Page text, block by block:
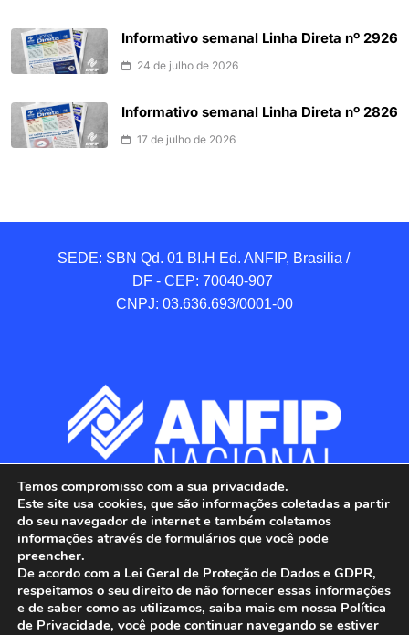
Informativo semanal Linha Direta nº 2926
24 de julho de 2026
Informativo semanal Linha Direta nº 2826
17 de julho de 2026
SEDE: SBN Qd. 01 BI.H Ed. ANFIP, Brasilia /
DF - CEP: 70040-907
CNPJ: 03.636.693/0001-00
ANFIP - Associação Nacional dos Auditores
Temos compromisso com a sua privacidade.
Este site usa cookies, que são informações coletadas a partir
do seu navegador de internet e também coletamos
informações através de formulários que você pode
preencher.
De acordo com a Lei Geral de Proteção de Dados e GDPR,
respeitamos o seu direito de não fornecer essas informações
e de saber como as utilizamos, saiba mais em nossa Política
de Privacidade, você pode continuar navegando se estiver